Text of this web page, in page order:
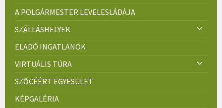
A POLGÁRMESTER LEVELESLÁDÁJA
SZÁLLÁSHELYEK
ELADÓ INGATLANOK
VIRTUÁLIS TÚRA
SZŐCÉÉRT EGYESÜLET
KÉPGALÉRIA